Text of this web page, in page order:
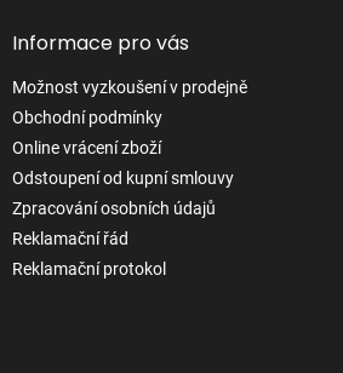
Informace pro vás
Možnost vyzkoušení v prodejně
Obchodní podmínky
Online vrácení zboží
Odstoupení od kupní smlouvy
Zpracování osobních údajů
Reklamační řád
Reklamační protokol